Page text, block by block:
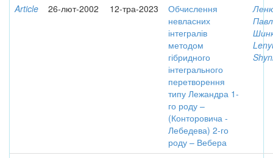
Article 26-лют-2002 12-тра-2023
Обчислення
невласних
інтегралів
методом
гібридного
інтегрального
перетворення
типу Лежандра 1-
го роду –
(Конторовича -
Лебедева) 2-го
роду – Вебера